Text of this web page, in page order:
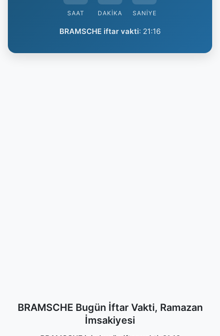
SAAT DAKIKA SANIYE
BRAMSCHE iftar vakti: 21:16
BRAMSCHE Bugün İftar Vakti, Ramazan
İmsakiyesi